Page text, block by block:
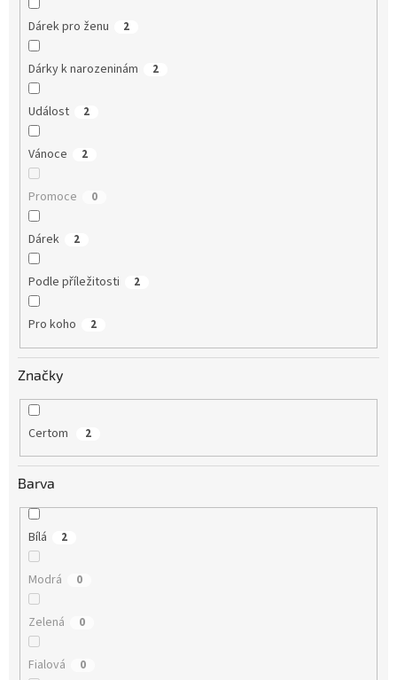
Dárek pro ženu 2
Dárky k narozeninám 2
Událost 2
Vánoce 2
Promoce 0
Dárek 2
Podle příležitosti 2
Pro koho 2
Značky
Certom 2
Barva
Bílá 2
Modrá 0
Zelená 0
Fialová 0